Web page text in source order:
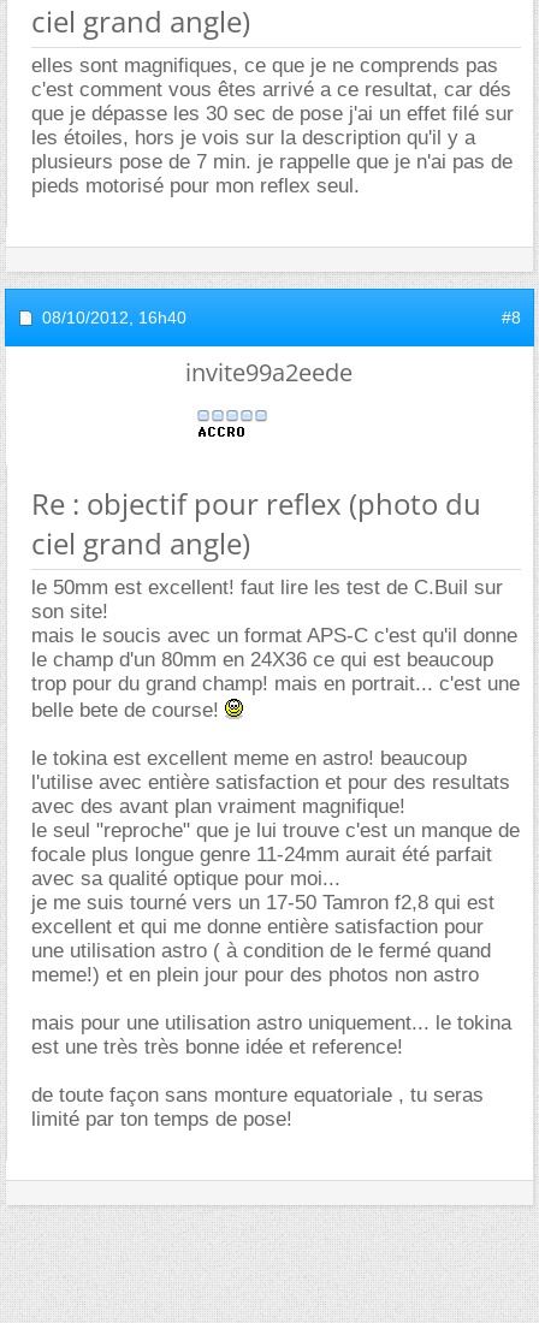
ciel grand angle)
elles sont magnifiques, ce que je ne comprends pas
c'est comment vous êtes arrivé a ce resultat, car dés
que je dépasse les 30 sec de pose j'ai un effet filé sur
les étoiles, hors je vois sur la description qu'il y a
plusieurs pose de 7 min. je rappelle que je n'ai pas de
pieds motorisé pour mon reflex seul.
08/10/2012, 16h40 #8
invite99a2eede
Re : objectif pour reflex (photo du
ciel grand angle)
le 50mm est excellent! faut lire les test de C.Buil sur
son site!
mais le soucis avec un format APS-C c'est qu'il donne
le champ d'un 80mm en 24X36 ce qui est beaucoup
trop pour du grand champ! mais en portrait... c'est une
belle bete de course!
le tokina est excellent meme en astro! beaucoup
l'utilise avec entière satisfaction et pour des resultats
avec des avant plan vraiment magnifique!
le seul "reproche" que je lui trouve c'est un manque de
focale plus longue genre 11-24mm aurait été parfait
avec sa qualité optique pour moi...
je me suis tourné vers un 17-50 Tamron f2,8 qui est
excellent et qui me donne entière satisfaction pour
une utilisation astro ( à condition de le fermé quand
meme!) et en plein jour pour des photos non astro
mais pour une utilisation astro uniquement... le tokina
est une très très bonne idée et reference!
de toute façon sans monture equatoriale , tu seras
limité par ton temps de pose!